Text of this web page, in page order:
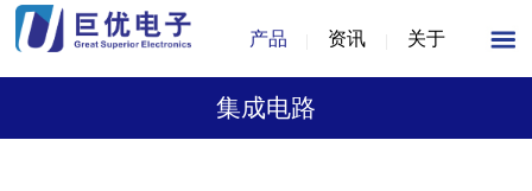
产品 资讯 关于
集成电路
1/1